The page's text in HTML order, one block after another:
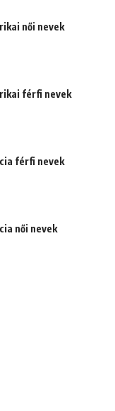
női nevek
férfi nevek
férfi nevek
női nevek